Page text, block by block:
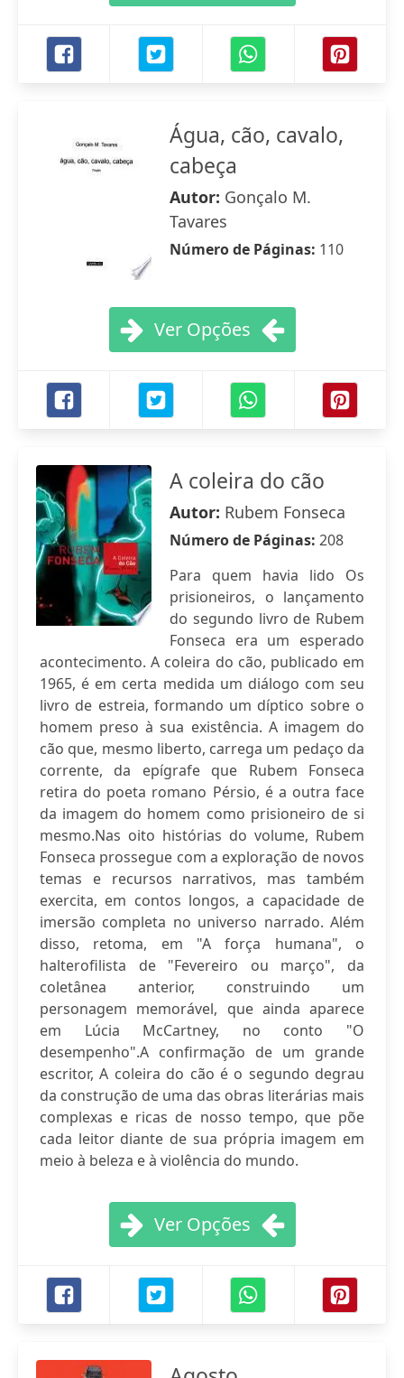
Água, cão, cavalo,
cabeça
Autor: Gonçalo M.
Tavares
Número de Páginas: 110
Ver Opções
A coleira do cão
Autor: Rubem Fonseca
Número de Páginas: 208
Para quem havia lido Os
prisioneiros, o lançamento
do segundo livro de Rubem
Fonseca era um esperado
acontecimento. A coleira do cão, publicado em
1965, é em certa medida um diálogo com seu
livro de estreia, formando um díptico sobre o
homem preso à sua existência. A imagem do
cão que, mesmo liberto, carrega um pedaço da
corrente, da epígrafe que Rubem Fonseca
retira do poeta romano Pérsio, é a outra face
da imagem do homem como prisioneiro de si
mesmo.Nas oito histórias do volume, Rubem
Fonseca prossegue com a exploração de novos
temas e recursos narrativos, mas também
exercita, em contos longos, a capacidade de
imersão completa no universo narrado. Além
disso, retoma, em "A força humana", o
halterofilista de "Fevereiro ou março", da
coletânea anterior, construindo um
personagem memorável, que ainda aparece
em Lúcia McCartney, no conto "O
desempenho".A confirmação de um grande
escritor, A coleira do cão é o segundo degrau
da construção de uma das obras literárias mais
complexas e ricas de nosso tempo, que põe
cada leitor diante de sua própria imagem em
meio à beleza e à violência do mundo.
Ver Opções